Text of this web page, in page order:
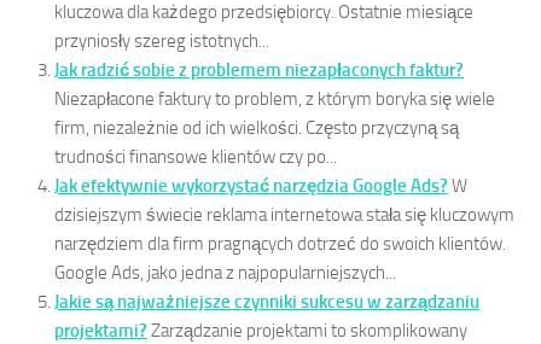
kluczowa dla każdego przedsiębiorcy. Ostatnie miesiące
przyniosły szereg istotnych...
Jak radzić sobie z problemem niezapłaconych faktur?
Niezapłacone faktury to problem, z którym boryka się wiele
firm, niezależnie od ich wielkości. Często przyczyną są
trudności finansowe klientów czy po...
Jak efektywnie wykorzystać narzędzia Google Ads? W
dzisiejszym świecie reklama internetowa stała się kluczowym
narzędziem dla firm pragnących dotrzeć do swoich klientów.
Google Ads, jako jedna z najpopularniejszych...
Jakie są najważniejsze czynniki sukcesu w zarządzaniu
projektami? Zarządzanie projektami to skomplikowany